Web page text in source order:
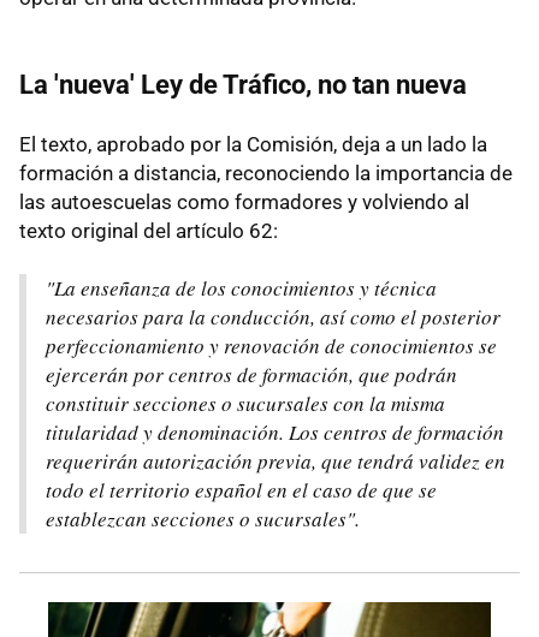
La 'nueva' Ley de Tráfico, no tan nueva
El texto, aprobado por la Comisión, deja a un lado la
formación a distancia, reconociendo la importancia de
las autoescuelas como formadores y volviendo al
texto original del artículo 62:
"La enseñanza de los conocimientos y técnica
necesarios para la conducción, así como el posterior
perfeccionamiento y renovación de conocimientos se
ejercerán por centros de formación, que podrán
constituir secciones o sucursales con la misma
titularidad y denominación. Los centros de formación
requerirán autorización previa, que tendrá validez en
todo el territorio español en el caso de que se
establezcan secciones o sucursales".